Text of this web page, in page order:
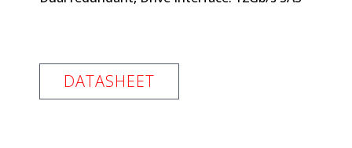
DATASHEET